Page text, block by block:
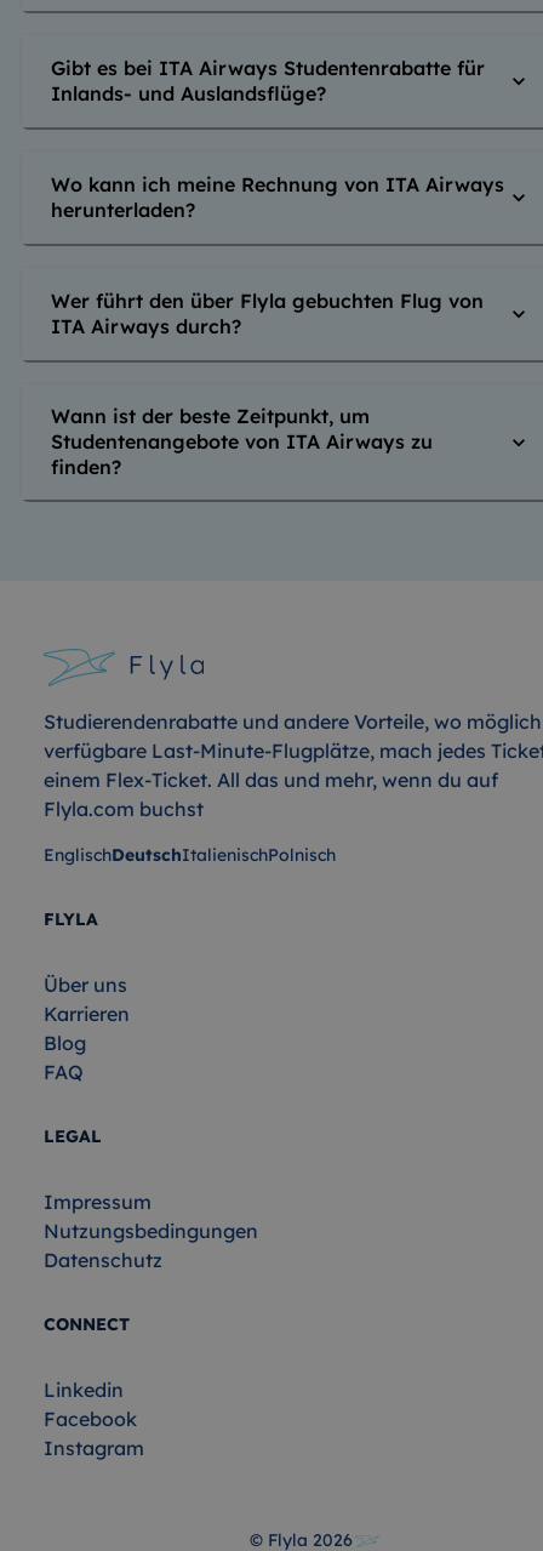
Gibt es bei ITA Airways Studentenrabatte für
Inlands- und Auslandsflüge?
Wo kann ich meine Rechnung von ITA Airways
herunterladen?
Wer führt den über Flyla gebuchten Flug von
ITA Airways durch?
Wann ist der beste Zeitpunkt, um
Studentenangebote von ITA Airways zu
finden?
Studierendenrabatte und andere Vorteile, wo
verfügbare Last-Minute-Flugplätze, mach jedes
einem Flex-Ticket. All das und mehr, wenn du auf
Flyla.com buchst
EnglischDeutschItalienischPolnisch
FLYLA
Über uns
Karrieren
Blog
FAQ
LEGAL
Impressum
Nutzungsbedingungen
Datenschutz
CONNECT
Linkedin
Facebook
Instagram
© Flyla 2026